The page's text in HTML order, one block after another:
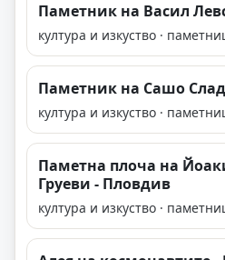
Паметник на Васил
култура и изкуство ·
Паметник на Сашо
култура и изкуство ·
Паметна плоча на
Груеви - Пловдив
култура и изкуство ·